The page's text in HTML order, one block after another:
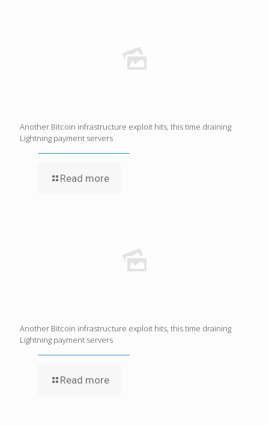
Another Bitcoin infrastructure exploit hits, this time draining
Lightning payment servers
Read more
Another Bitcoin infrastructure exploit hits, this time draining
Lightning payment servers
Read more